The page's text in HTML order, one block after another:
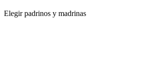
Elegir padrinos y madrinas